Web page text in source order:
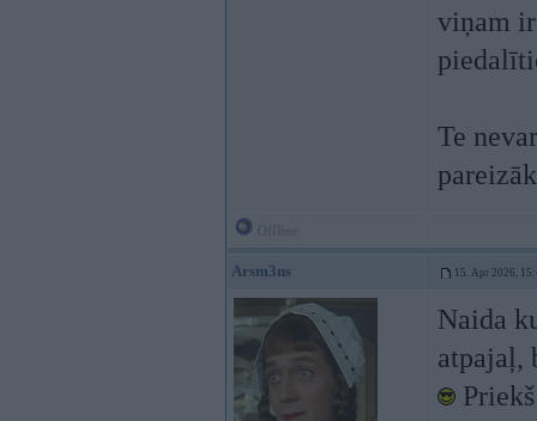
viņam ir
Te
Arsm3ns 15. Apr 2026,
Naida
atpajaļ,